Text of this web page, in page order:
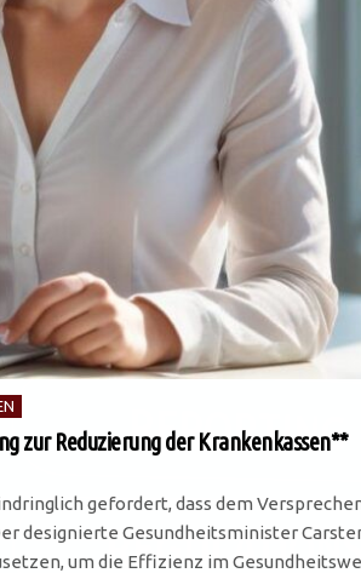
zur Reduzierung der Krankenkassen**
gefordert, dass dem
designierte Gesundheitsminister
um die Effizienz im